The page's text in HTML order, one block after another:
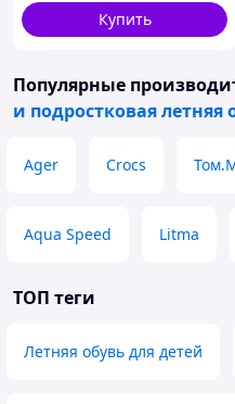
Купить
Популярные
и подростковая летняя
Ager Crocs
Aqua Speed Litma
ТОП теги
Летняя обувь для детей